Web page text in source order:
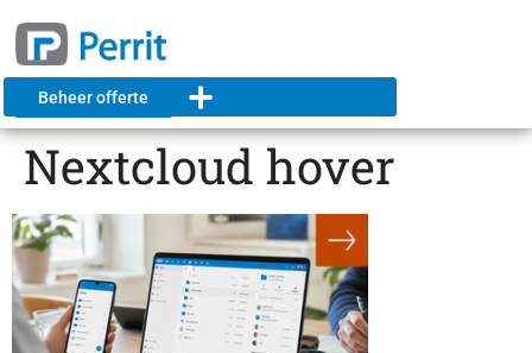
Beheer offerte
Nextcloud hover